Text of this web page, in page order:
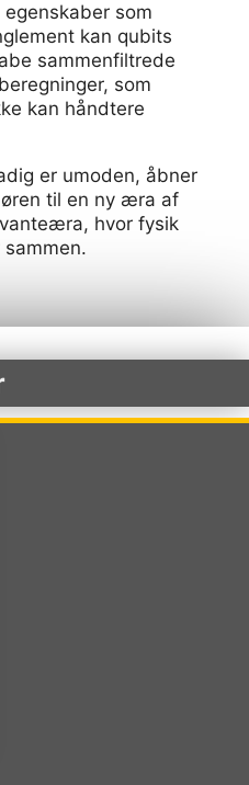
som
kan qubits
sammenfiltrede
som
kan håndtere
er umoden, åbner
til en ny æra af
hvor fysik